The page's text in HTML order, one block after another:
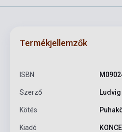
Termékjellemzők
ISBN
Szerző
Kötés
Kiadó